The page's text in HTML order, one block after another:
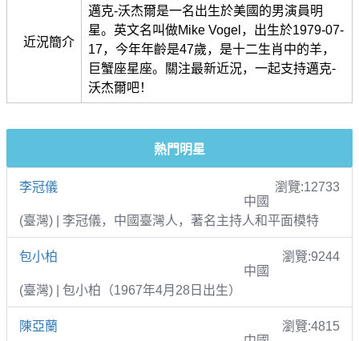
近況簡介
邁克-沃杰爾是一名出生於美國的男演員明
星。英文名叫做Mike Vogel，出生於1979-07-
17，今年年齡是47歲，是十二生肖中的羊，
巨蟹座星座。關注最新近況，一起支持邁克-
沃杰爾吧！
熱門明星
李冠儀
瀏覽:12733
中國
(臺灣) | 李冠儀，中國臺灣人，著名主持人和平面模特
包小柏
瀏覽:9244
中國
(臺灣) | 包小柏（1967年4月28日出生）
陳亞蘭
瀏覽:4815